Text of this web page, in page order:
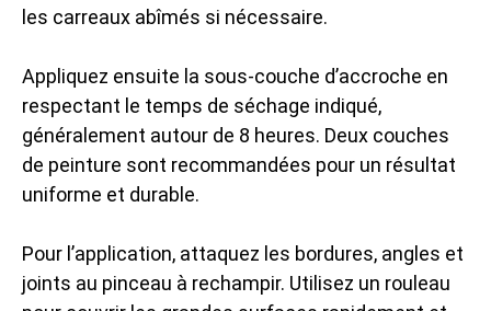
les carreaux abîmés si nécessaire.
Appliquez ensuite la sous-couche d’accroche en
respectant le temps de séchage indiqué,
généralement autour de 8 heures. Deux couches
de peinture sont recommandées pour un résultat
uniforme et durable.
Pour l’application, attaquez les bordures, angles et
joints au pinceau à rechampir. Utilisez un rouleau